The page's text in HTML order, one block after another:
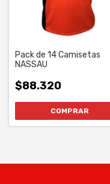
Pack de 14 Camisetas
NASSAU
$88.320
COMPRAR